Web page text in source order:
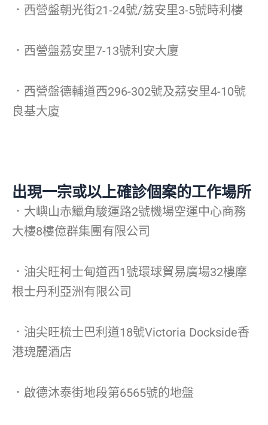
．西營盤朝光街21-24號/荔安里3-5號時利樓
．西營盤荔安里7-13號利安大廈
．西營盤德輔道西296-302號及茘安里4-10號
良基大廈
出現一宗或以上確診個案的工作場所
．大嶼山赤鱲角駿運路2號機場空運中心商務
大樓8樓億群集團有限公司
．油尖旺柯士甸道西1號環球貿易廣場32樓摩
根士丹利亞洲有限公司
．油尖旺梳士巴利道18號Victoria Dockside香
港瑰麗酒店
．啟德沐泰街地段第6565號的地盤